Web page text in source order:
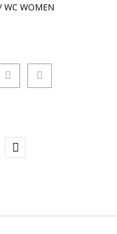
WOMEN